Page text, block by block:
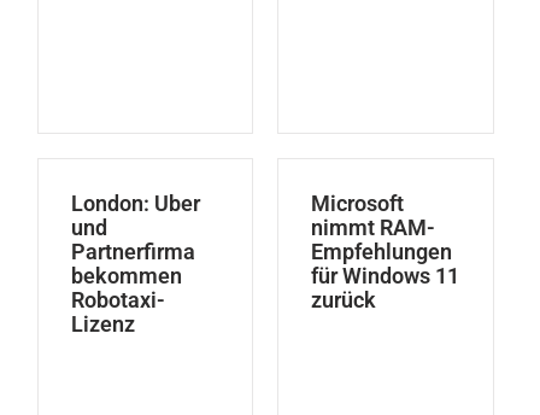
London: Uber
und
Partnerfirma
bekommen
Robotaxi-
Lizenz
Microsoft
nimmt RAM-
Empfehlungen
für Windows 11
zurück